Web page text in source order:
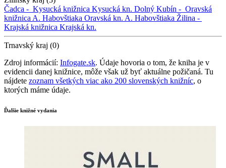
Čadca - Kysucká knižnica Kysucká kn. Dolný Kubín - Oravská
knižnica A. Habovštiaka Oravská kn. A. Habovštiaka Žilina -
Krajská knižnica Krajská kn.
Trnavský kraj (0)
Zdroj informácií: Infogate.sk. Údaje hovoria o tom, že kniha je v
evidencii danej knižnice, môže však už byť aktuálne požičaná. Tu
nájdete zoznam všetkých viac ako 200 slovenských knižníc, o
ktorých máme údaje.
Ďalšie knižné vydania